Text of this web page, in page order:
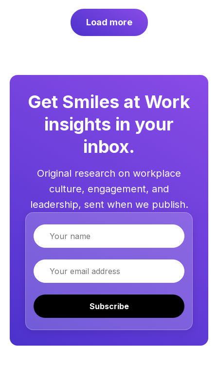
Load more
Get Smiles at Work
insights in your
inbox.
Original research on workplace
culture, engagement, and
leadership, sent when we publish.
Name
Email
Subscribe